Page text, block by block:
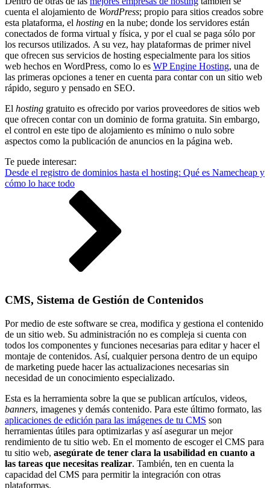
cuenta el alojamiento de WordPress; propio para sitios creados sobre
esta plataforma, el hosting en la nube; donde los servidores están
conectados de forma virtual y física, y por el cual se paga sólo por
los recursos utilizados. A su vez, hay plataformas de primer nivel
que ofrecen sus servicios de hosting especialmente para los sitios
web hechos en WordPress, como lo es WP Engine Hosting, una de
las primeras opciones a tener en cuenta para contar con un sitio web
rápido, seguro y pensado en SEO.
El hosting gratuito es ofrecido por varios proveedores de sitios web
que ofrecen contar con un dominio de forma gratuita. Sin embargo,
el control en este tipo de alojamiento es mínimo o nulo sobre
aspectos como la publicación de anuncios en la página web.
Te puede interesar:
Desde el registro de dominios hasta el hosting: Qué es Namecheap y
cómo lo hace todo
CMS, Sistema de Gestión de Contenidos
Por medio de este software se crea, modifica y gestiona el contenido
de un sitio web. Su administración no es compleja si cuenta con
todos los componentes y funciones necesarias para editar y hacer el
montaje de contenidos. Así, cualquier persona dentro de un equipo
de marketing puede hacer las actualizaciones necesarias sin
necesidad de un conocimiento especializado.
Esta es la herramienta sobre la que se publican artículos, videos,
banners, imagenes y demás contenido. Para este último formato, las
aplicaciones de edición para las imágenes de tu CMS son
herramientas útiles para optimizarlas y así asegurar un mejor
rendimiento de tu sitio web. En el momento de escoger el CMS para
tu sitio web, asegúrate de tener clara la usabilidad en cuanto a
las tareas que necesitas realizar. También, ten en cuenta la
capacidad del CMS para permitir la integración con otras
plataformas.